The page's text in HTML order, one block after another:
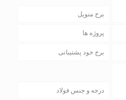
برج منوپل
پروژه ها
برج خود پشتیبانی
درجه و جنس فولاد